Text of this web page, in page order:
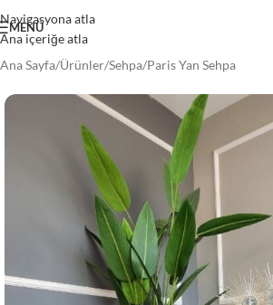
Navigasyona atla
Ana içeriğe atla
MENÜ
Ana Sayfa/Ürünler/Sehpa/Paris Yan Sehpa